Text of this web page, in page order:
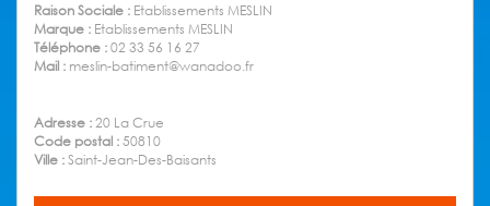
Raison Sociale : Etablissements MESLIN
Marque : Etablissements MESLIN
Téléphone :02 33 56 16 27
Mail : meslin-batiment@wanadoo.fr
Adresse :20 La Crue
Code postal :50810
Ville :Saint-Jean-Des-Baisants